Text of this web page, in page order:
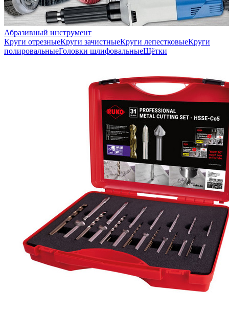
Абразивный инструмент
Круги отрезныеКруги зачистныеКруги лепестковыеКруги
полировальныеГоловки шлифовальныеЩётки